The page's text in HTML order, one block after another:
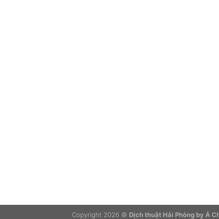
Copyright 2026 © Dịch thuật Hải Phòng by Á